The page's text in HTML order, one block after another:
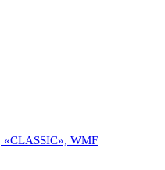
«CLASSIC», WMF